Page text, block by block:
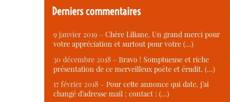
Derniers commentaires
9 janvier 2019 – Chère Liliane, Un grand merci pour
votre appréciation et surtout pour votre (…)
30 décembre 2018 – Bravo ! Somptueuse et riche
présentation de ce merveilleux poète et érudit. (…)
17 février 2018 – Pour cette annonce qui date, j’ai
changé d’adresse mail : contact : (…)